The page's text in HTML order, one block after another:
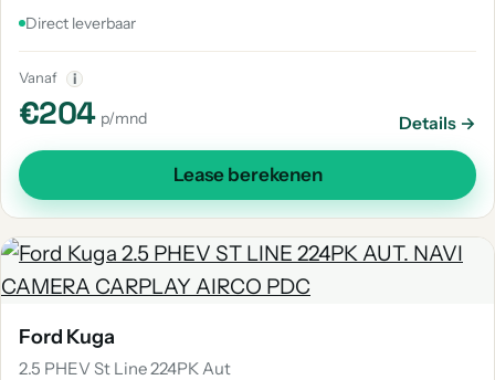
Direct leverbaar
Vanaf i
€204 p/mnd Details →
Lease berekenen
Ford Kuga
2.5 PHEV St Line 224PK Aut